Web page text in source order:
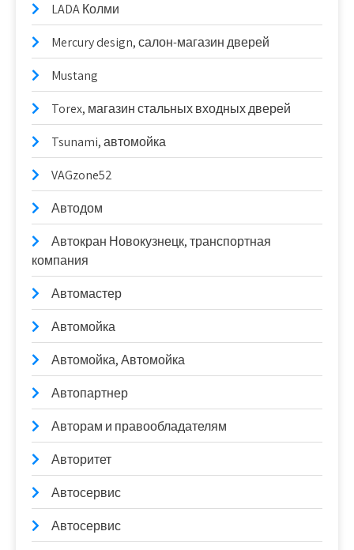
LADA Колми
Mercury design, салон-магазин дверей
Mustang
Torex, магазин стальных входных дверей
Tsunami, автомойка
VAGzone52
Автодом
Автокран Новокузнецк, транспортная
компания
Автомастер
Автомойка
Автомойка, Автомойка
Автопартнер
Авторам и правообладателям
Авторитет
Автосервис
Автосервис